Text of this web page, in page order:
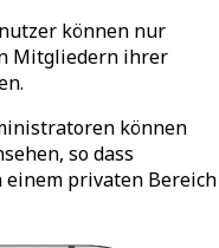
können nur
Mitgliedern ihrer
können
so dass
privaten Bereich